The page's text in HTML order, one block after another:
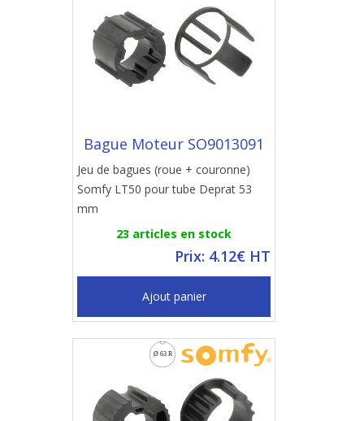
Bague Moteur SO9013091
Jeu de bagues (roue + couronne)
Somfy LT50 pour tube Deprat 53
mm
23 articles en stock
Prix: 4.12€ HT
Ajout panier